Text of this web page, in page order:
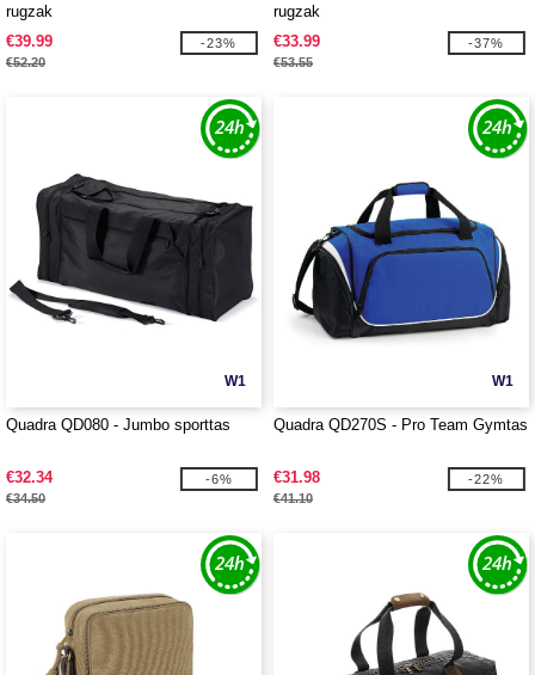
rugzak
€39.99
€52.20
-23%
rugzak
€33.99
€53.55
-37%
W1
Quadra QD080 - Jumbo sporttas
€32.34
€34.50
-6%
W1
Quadra QD270S - Pro Team Gymtas
€31.98
€41.10
-22%